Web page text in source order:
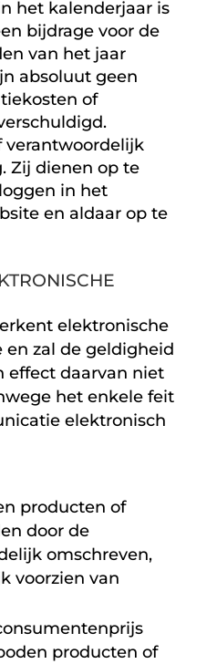
het kalenderjaar is
bijdrage voor de
van het jaar
absoluut geen
of
verantwoordelijk
Zij dienen op te
in het
en aldaar op te
elektronische
zal de geldigheid
effect daarvan niet
het enkele feit
elektronisch
producten of
door de
omschreven,
voorzien van
producten of